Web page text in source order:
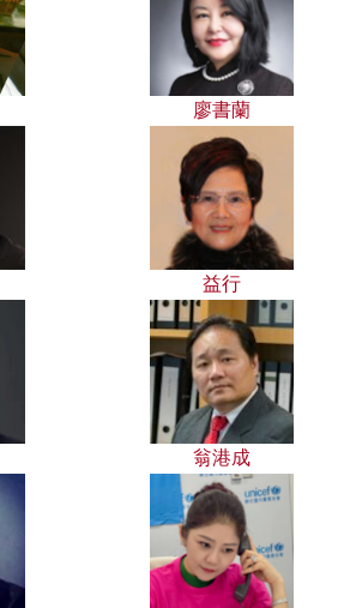
廖書蘭
益行
翁港成